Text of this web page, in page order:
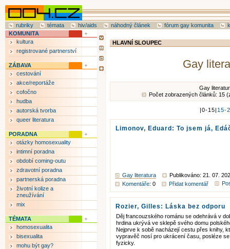
rubriky témata hiv/aids náhodný článek fórum gay komunita
HLAVNÍ SLOUPEC
Gay
Gay
Počet zobrazených článků: 15
|0-15| 15-
Limonov, Eduard: To jsem já,
Gay literatura
Publikováno: 21. 07.
Komentáře: 0 Přidat komentář
Rozier, Gilles: Láska bez odporu
Děj francouzského románu se odehrává v
hrdina ukrývá ve sklepě svého domu
Nejprve k sobě nacházejí cestu přes knihy,
vypravěč nosí pro ukrácení času, posléze
fyzicky.
KOMUNITA
kultura
registrované partnerství
ZÁBAVA
cestování
akce/reportáže
cofočno
hudba
autorská tvorba
queer literatura
PORADNA
otázky homosexuality
intimní poradna
období coming-outu
zdravotní poradna
partnerská poradna
životní kolize a
zneužívání
mix
TÉMATA
homosexualita
bisexualita
mohu být gay?